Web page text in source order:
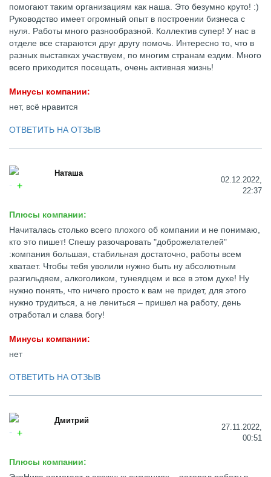
помогают таким организациям как наша. Это безумно круто! :)
Руководство имеет огромный опыт в построении бизнеса с
нуля. Работы много разнообразной. Коллектив супер! У нас в
отделе все стараются друг другу помочь. Интересно то, что в
разных выставках участвуем, по многим странам ездим. Много
всего приходится посещать, очень активная жизнь!
Минусы компании:
нет, всё нравится
ОТВЕТИТЬ НА ОТЗЫВ
Наташа
02.12.2022,
22:37
Плюсы компании:
Начиталась столько всего плохого об компании и не понимаю,
кто это пишет! Спешу разочаровать "доброжелателей"
:компания большая, стабильная достаточно, работы всем
хватает. Чтобы тебя уволили нужно быть ну абсолютным
разгильдяем, алкоголиком, тунеядцем и все в этом духе! Ну
нужно понять, что ничего просто к вам не придет, для этого
нужно трудиться, а не лениться – пришел на работу, день
отработал и слава богу!
Минусы компании:
нет
ОТВЕТИТЬ НА ОТЗЫВ
Дмитрий
27.11.2022,
00:51
Плюсы компании: